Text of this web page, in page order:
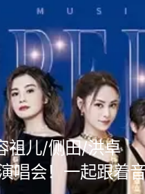
祖儿/侧田/洪卓
唱会！一起跟着